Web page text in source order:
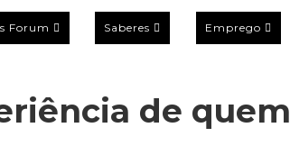
Forum Saberes Emprego
de quem